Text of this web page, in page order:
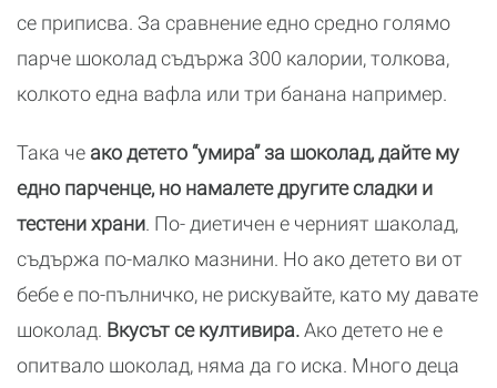
се приписва. За сравнение едно средно голямо
парче шоколад съдържа 300 калории, толкова,
колкото една вафла или три банана например.
Така че ако детето “умира” за шоколад, дайте му
едно парченце, но намалете другите сладки и
тестени храни. По- диетичен е черният шаколад,
съдържа по-малко мазнини. Но ако детето ви от
бебе е по-пълничко, не рискувайте, като му давате
шоколад. Вкусът се култивира.Ако детето не е
опитвало шоколад, няма да го иска. Много деца